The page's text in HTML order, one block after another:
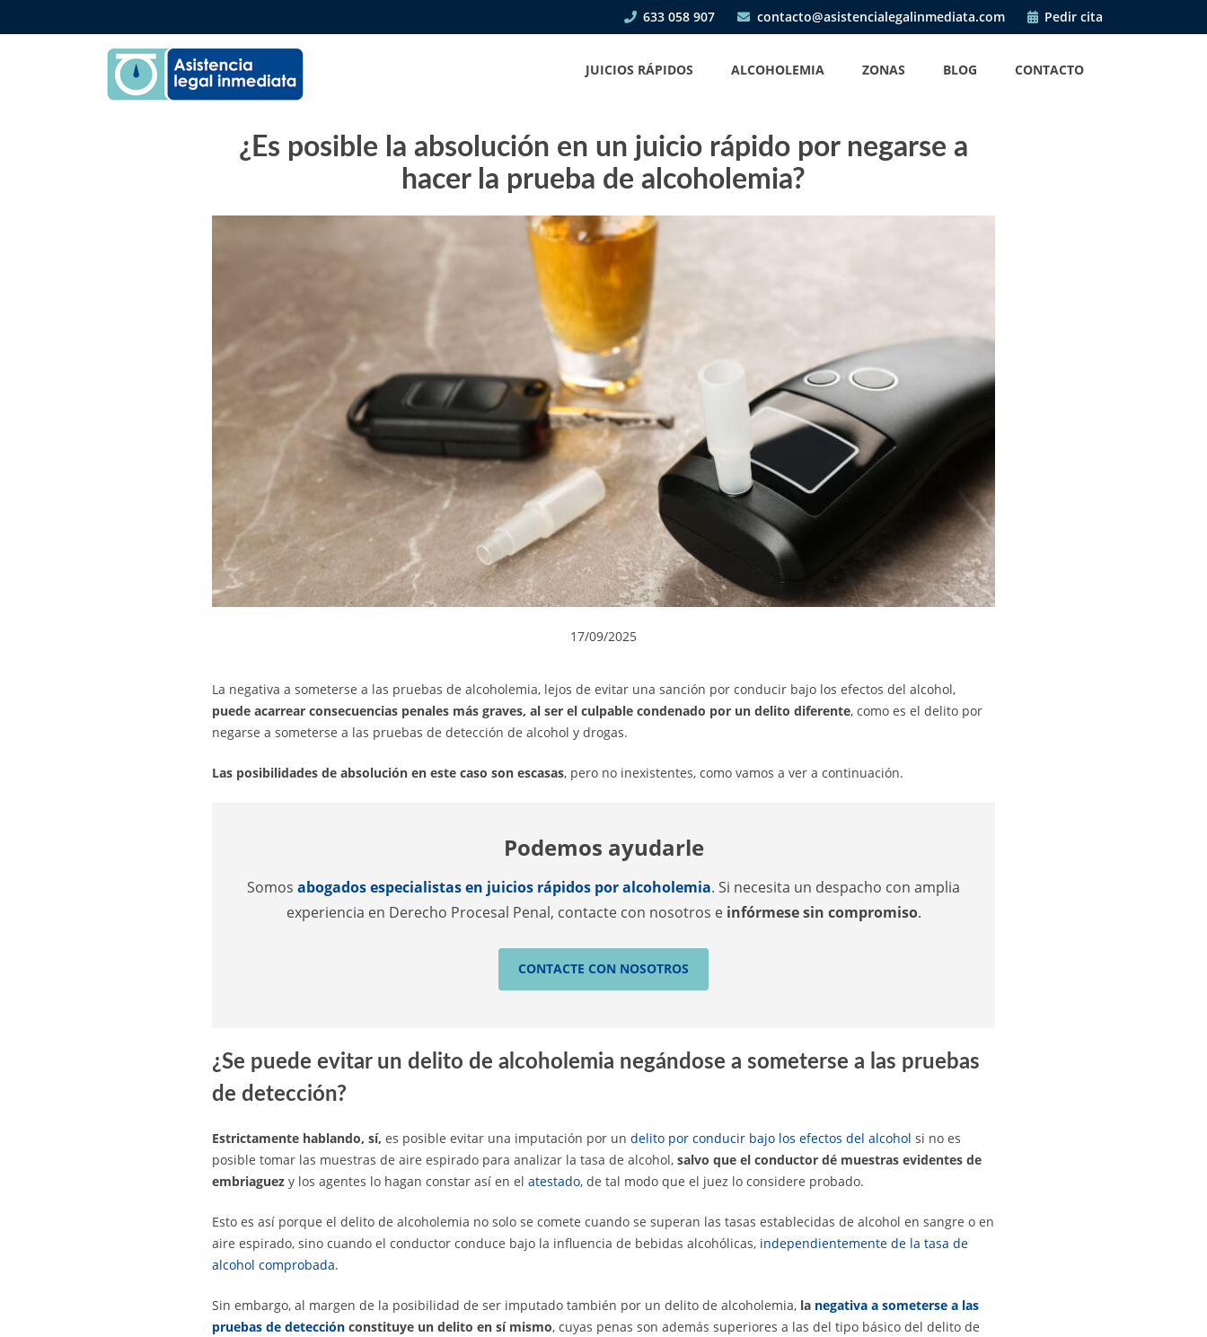
to
633 058 907 contacto@asistencialegalinmediata.com Pedir cita
JUICIOS RÁPIDOS ALCOHOLEMIA ZONAS BLOG CONTACTO
¿Es posible la absolución en un juicio rápido por negarse a
hacer la prueba de alcoholemia?
17/09/2025
La negativa a someterse a las pruebas de alcoholemia, lejos de evitar una sanción por conducir bajo los efectos del alcohol,
puede acarrear consecuencias penales más graves, al ser el culpable condenado por un delito diferente, como es el delito por
negarse a someterse a las pruebas de detección de alcohol y drogas.
Las posibilidades de absolución en este caso son escasas, pero no inexistentes, como vamos a ver a continuación.
Podemos ayudarle
Somos abogados especialistas en juicios rápidos por alcoholemia. Si necesita un despacho con amplia
experiencia en Derecho Procesal Penal, contacte con nosotros e infórmese sin compromiso.
CONTACTE CON NOSOTROS
¿Se puede evitar un delito de alcoholemia negándose a someterse a las pruebas
de detección?
Estrictamente hablando, sí, es posible evitar una imputación por un delito por conducir bajo los efectos del alcohol si no es
posible tomar las muestras de aire espirado para analizar la tasa de alcohol, salvo que el conductor dé muestras evidentes de
embriaguez y los agentes lo hagan constar así en el atestado, de tal modo que el juez lo considere probado.
Esto es así porque el delito de alcoholemia no solo se comete cuando se superan las tasas establecidas de alcohol en sangre o en
aire espirado, sino cuando el conductor conduce bajo la influencia de bebidas alcohólicas, independientemente de la tasa de
alcohol comprobada.
Sin embargo, al margen de la posibilidad de ser imputado también por un delito de alcoholemia, la negativa a someterse a las
pruebas de detección constituye un delito en sí mismo, cuyas penas son además superiores a las del tipo básico del delito de